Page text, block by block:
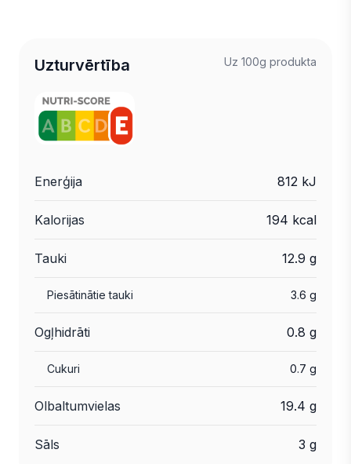
Uzturvērtība Uz 100g produkta
Enerģija 812 kJ
Kalorijas 194 kcal
Tauki 12.9 g
Piesātinātie tauki 3.6 g
Ogļhidrāti 0.8 g
Cukuri 0.7 g
Olbaltumvielas 19.4 g
Sāls 3 g